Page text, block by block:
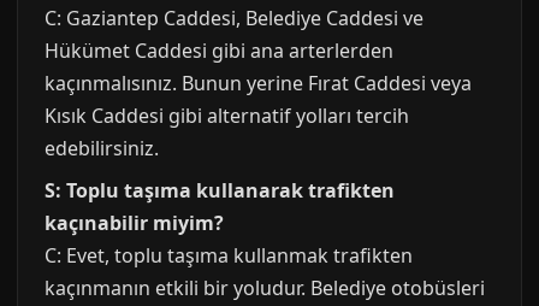
C: Gaziantep Caddesi, Belediye Caddesi ve
Hükümet Caddesi gibi ana arterlerden
kaçınmalısınız. Bunun yerine Fırat Caddesi veya
Kısık Caddesi gibi alternatif yolları tercih
edebilirsiniz.
S: Toplu taşıma kullanarak trafikten
kaçınabilir miyim?
C: Evet, toplu taşıma kullanmak trafikten
kaçınmanın etkili bir yoludur. Belediye otobüsleri